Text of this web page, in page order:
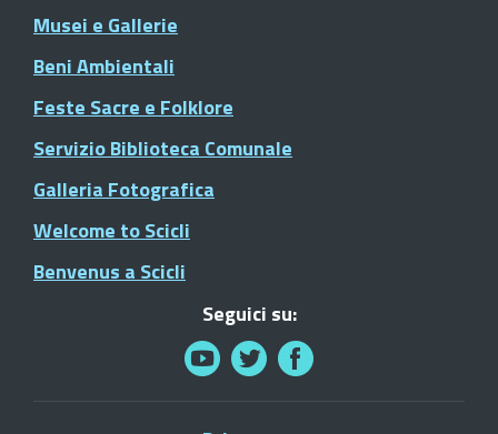
Musei e Gallerie
Beni Ambientali
Feste Sacre e Folklore
Servizio Biblioteca Comunale
Galleria Fotografica
Welcome to Scicli
Benvenus a Scicli
Seguici su: